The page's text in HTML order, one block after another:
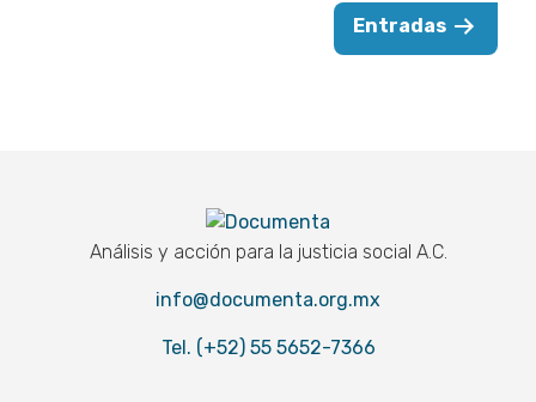
Entradas
Documenta
Análisis y acción para la justicia social A.C.
info@documenta.org.mx
Tel. (+52) 55 5652-7366